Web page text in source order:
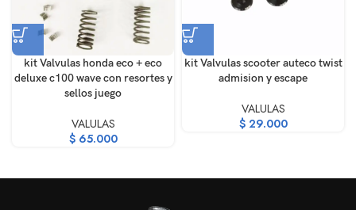
kit Valvulas honda eco + eco
deluxe c100 wave con resortes y
sellos juego
VALULAS
$65.000
kit Valvulas scooter auteco twist
admision y escape
VALULAS
$29.000